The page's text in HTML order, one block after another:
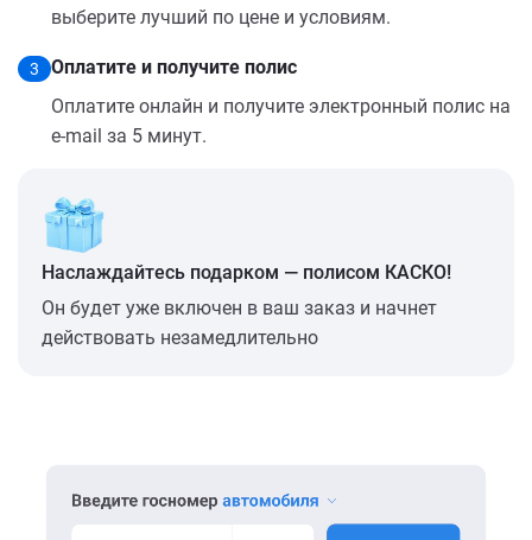
выберите лучший по цене и условиям.
3
Оплатите и получите полис
Оплатите онлайн и получите электронный полис на
e-mail за 5 минут.
Наслаждайтесь подарком — полисом КАСКО!
Он будет уже включен в ваш заказ и начнет
действовать незамедлительно